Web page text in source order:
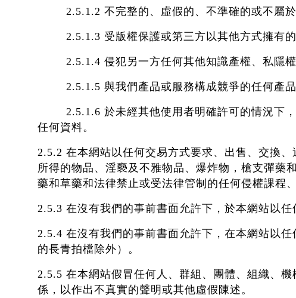
2.5.1.2 不完整的、虛假的、不準確的或不屬於
2.5.1.3 受版權保護或第三方以其他方式擁有的
2.5.1.4 侵犯另一方任何其他知識產權、私隱權
2.5.1.5 與我們產品或服務構成競爭的任何產品
2.5.1.6 於未經其他使用者明確許可的情況下，
任何資料。
2.5.2 在本網站以任何交易方式要求、出售、交換
所得的物品、淫褻及不雅物品、爆炸物，槍支彈藥
藥和草藥和法律禁止或受法律管制的任何侵權課程
2.5.3 在沒有我們的事前書面允許下，於本網站以
2.5.4 在沒有我們的事前書面允許下，在本網站以
的長青拍檔除外）。
2.5.5 在本網站假冒任何人、群組、團體、組織、
係，以作出不真實的聲明或其他虛假陳述。